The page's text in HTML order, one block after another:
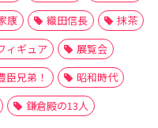
康 織田信長
抹茶
ィギュア
展覧会
臣兄弟！
昭和時代
鎌倉殿の13人